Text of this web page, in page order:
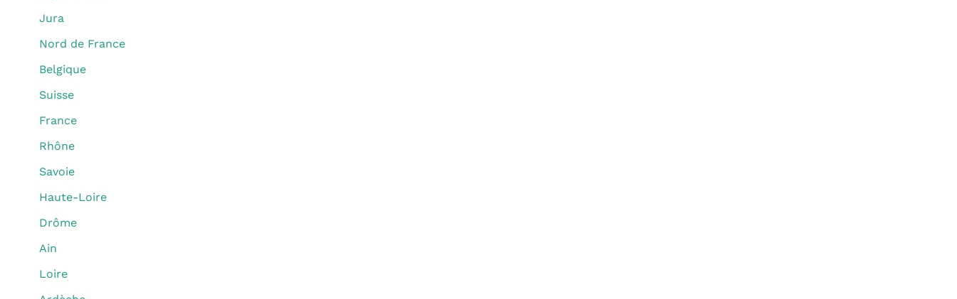
Jura
Nord de France
Belgique
Suisse
France
Rhône
Savoie
Haute-Loire
Drôme
Ain
Loire